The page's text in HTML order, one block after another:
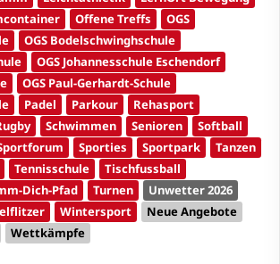
Offene Treffs
OGS
OGS Bodelschwinghschule
OGS Johannesschule Eschendorf
OGS Paul-Gerhardt-Schule
Padel Parkour
Rehasport
Schwimmen Senioren
Softball
Sporties Sportpark
Tanzen
Tennisschule
Tischfussball
Dich-Pfad Turnen
Unwetter 2026
Wintersport
Neue Angebote
Wettkämpfe